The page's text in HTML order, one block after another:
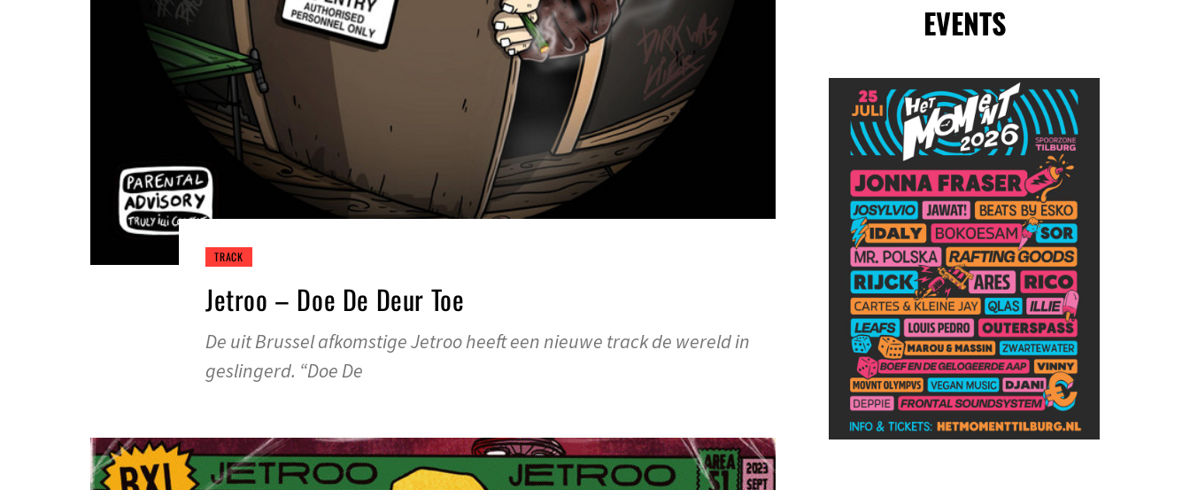
TRACK
Jetroo – Doe De Deur Toe
De uit Brussel afkomstige Jetroo heeft een nieuwe track de wereld in
geslingerd. “Doe De
EVENTS